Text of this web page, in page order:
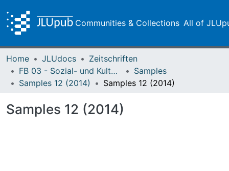
Communities & Collections All of
Home JLUdocs
Zeitschriften
FB 03 - Sozial- und Kulturwissenschaften
Samples
Samples 12 (2014)
Samples 12 (2014)
Samples 12 (2014)